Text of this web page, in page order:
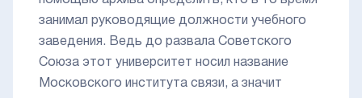
занимал руководящие должности учебного
заведения. Ведь до развала Советского
Союза этот университет носил название
Московского института связи, а значит